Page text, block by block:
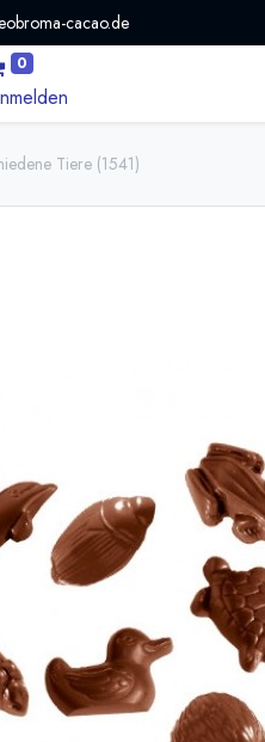
cacao.de
0
Tiere (1541)